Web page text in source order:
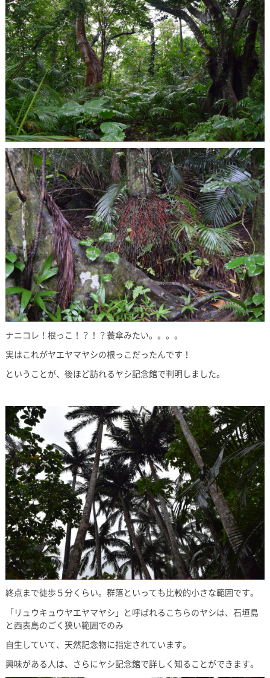
ナニコレ！根っこ！？！？蓑傘みたい。。。。
実はこれがヤエヤマヤシの根っこだったんです！
ということが、後ほど訪れるヤシ記念館で判明しました。
終点まで徒歩５分くらい。群落といっても比較的小さな範囲です。
「リュウキュウヤエヤマヤシ」と呼ばれるこちらのヤシは、石垣島
と西表島のごく狭い範囲でのみ
自生していて、天然記念物に指定されています。
興味がある人は、さらにヤシ記念館で詳しく知ることができます。